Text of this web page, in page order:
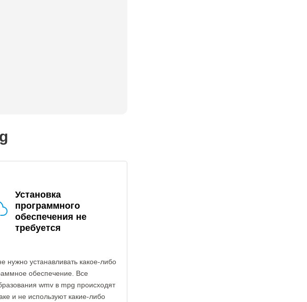
Установка
программного
обеспечения не
требуется
нужно устанавливать какое-либо
обеспечение. Все
wmv в mpg происходят
и не используют какие-либо